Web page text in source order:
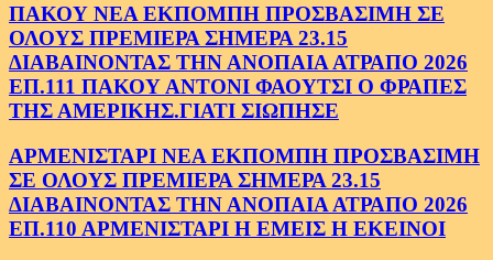
ΠΑΚΟΥ ΝΕΑ ΕΚΠΟΜΠΗ ΠΡΟΣΒΑΣΙΜΗ ΣΕ
ΟΛΟΥΣ ΠΡΕΜΙΕΡΑ ΣΗΜΕΡΑ 23.15
ΔΙΑΒΑΙΝΟΝΤΑΣ ΤΗΝ ΑΝΟΠΑΙΑ ΑΤΡΑΠΟ 2026
ΕΠ.111 ΠΑΚΟΥ ΑΝΤΟΝΙ ΦΑΟΥΤΣΙ Ο ΦΡΑΠΕΣ
ΤΗΣ ΑΜΕΡΙΚΗΣ.ΓΙΑΤΙ ΣΙΩΠΗΣΕ
ΑΡΜΕΝΙΣΤΑΡΙ ΝΕΑ ΕΚΠΟΜΠΗ ΠΡΟΣΒΑΣΙΜΗ
ΣΕ ΟΛΟΥΣ ΠΡΕΜΙΕΡΑ ΣΗΜΕΡΑ 23.15
ΔΙΑΒΑΙΝΟΝΤΑΣ ΤΗΝ ΑΝΟΠΑΙΑ ΑΤΡΑΠΟ 2026
ΕΠ.110 ΑΡΜΕΝΙΣΤΑΡΙ Η ΕΜΕΙΣ Η ΕΚΕΙΝΟΙ